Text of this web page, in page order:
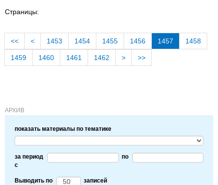
Страницы:
<< < 1453 1454 1455 1456 1457 1458
1459 1460 1461 1462 > >>
АРХИВ
показать материалы по тематике
за период
c
по
Выводить по записей